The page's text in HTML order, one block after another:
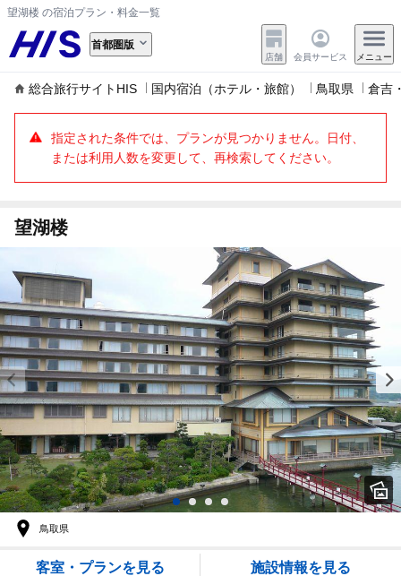
望湖楼 の宿泊プラン・料金一覧
首都圏版
店舗 会員サービス メニュー
総合旅行サイトHIS 国内宿泊（ホテル・旅館） 鳥取県 倉吉
指定された条件では、プランが見つかりません。日付、
または利用人数を変更して、再検索してください。
望湖楼
鳥取県
客室・プランを見る 施設情報を見る